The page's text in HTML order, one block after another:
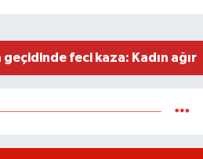
feci kaza: Kadın ağır